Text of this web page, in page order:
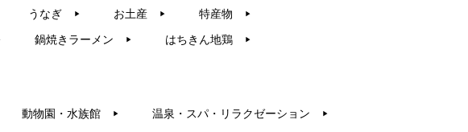
うなぎ ▶︎ お土産 ▶︎ 特産物 ▶︎
鍋焼きラーメン ▶︎ はちきん地鶏 ▶︎
動物園・水族館 ▶︎ 温泉・スパ・リラクゼーション ▶︎